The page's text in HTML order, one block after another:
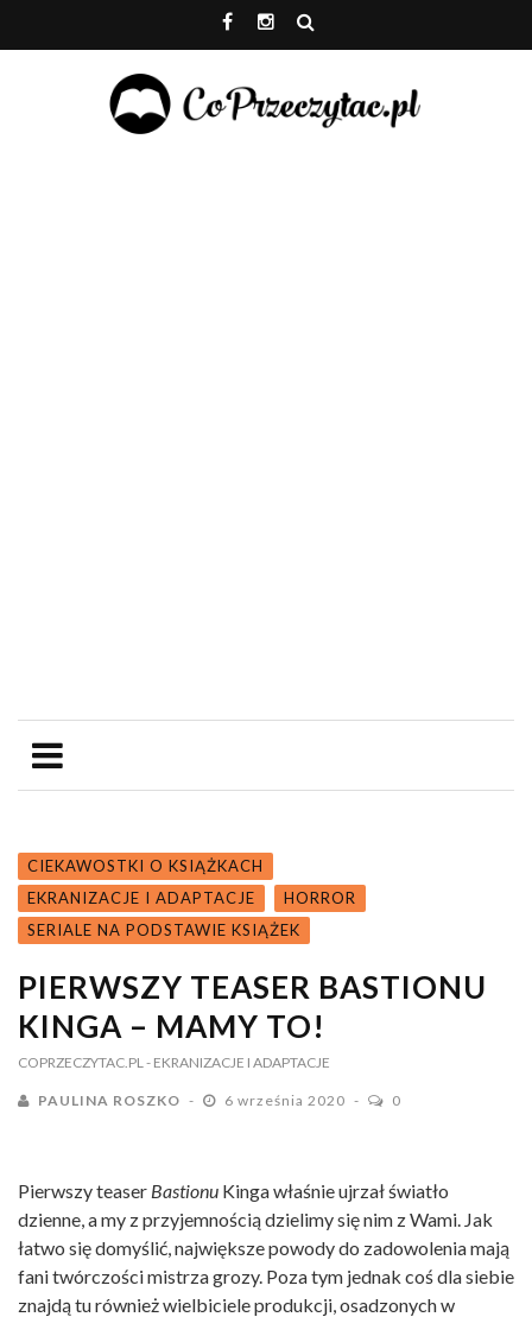
CIEKAWOSTKI O KSIĄŻKACH
EKRANIZACJE I ADAPTACJE
HORROR
SERIALE NA PODSTAWIE KSIĄŻEK
PIERWSZY TEASER BASTIONU
KINGA – MAMY TO!
COPRZECZYTAC.PL - EKRANIZACJE I ADAPTACJE
PAULINA ROSZKO 6 września 2020 0
Pierwszy teaser Bastionu Kinga właśnie ujrzał światło
dzienne, a my z przyjemnością dzielimy się nim z Wami. Jak
łatwo się domyślić, największe powody do zadowolenia mają
fani twórczości mistrza grozy. Poza tym jednak coś dla siebie
znajdą tu również wielbiciele produkcji, osadzonych w